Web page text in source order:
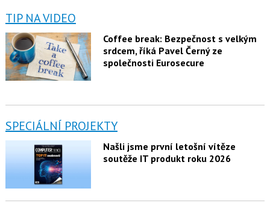
TIP NA VIDEO
Coffee break: Bezpečnost s velkým
srdcem, říká Pavel Černý ze
společnosti Eurosecure
SPECIÁLNÍ PROJEKTY
Našli jsme první letošní vítěze
soutěže IT produkt roku 2026